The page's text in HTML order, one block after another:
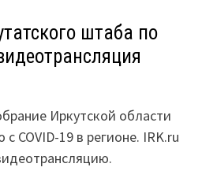
штаба по
Иркутской области
COVID-19 в регионе. IRK.ru